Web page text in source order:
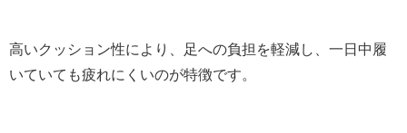
高いクッション性により、足への負担を軽減し、一日中履
いていても疲れにくいのが特徴です。